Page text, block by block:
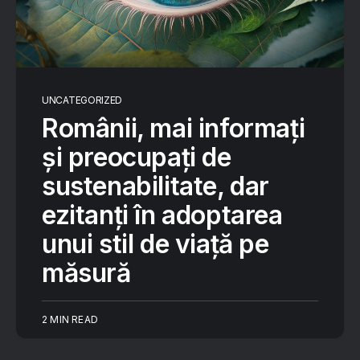
UNCATEGORIZED
Românii, mai informați
și preocupați de
sustenabilitate, dar
ezitanți în adoptarea
unui stil de viață pe
măsură
2 MIN READ